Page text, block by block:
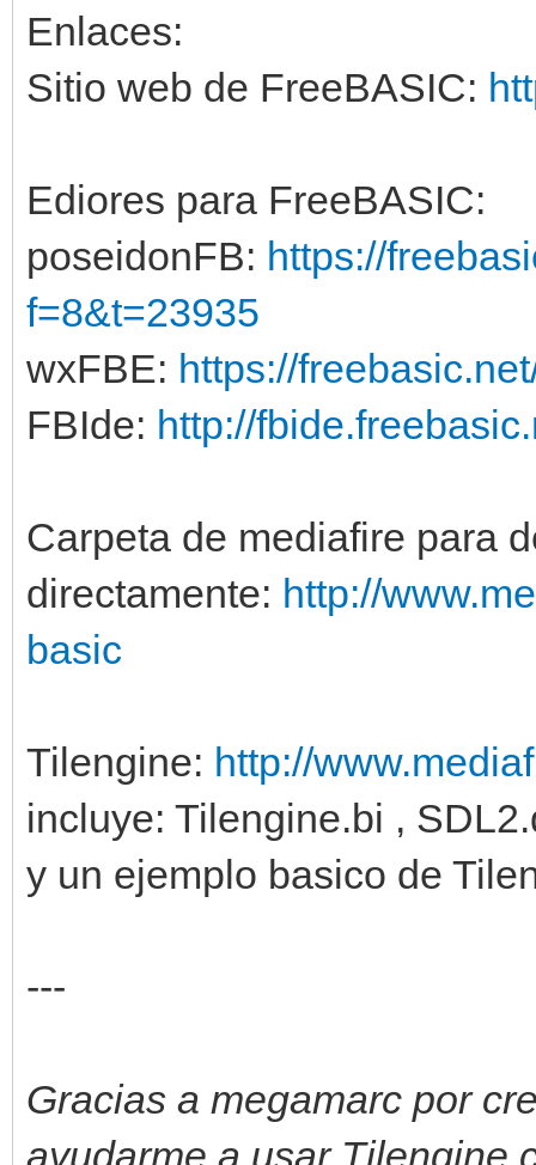
Enlaces:
Sitio web de FreeBASIC:
Ediores para FreeBASIC:
poseidonFB: https://
f=8&t=23935
wxFBE: https://
FBIde: http://
Carpeta de mediafire para
directamente: http://
basic
Tilengine: http://
incluye: Tilengine.bi ,
y un ejemplo basico de
---
Gracias a megamarc por
ayudarme a usar Tilengine